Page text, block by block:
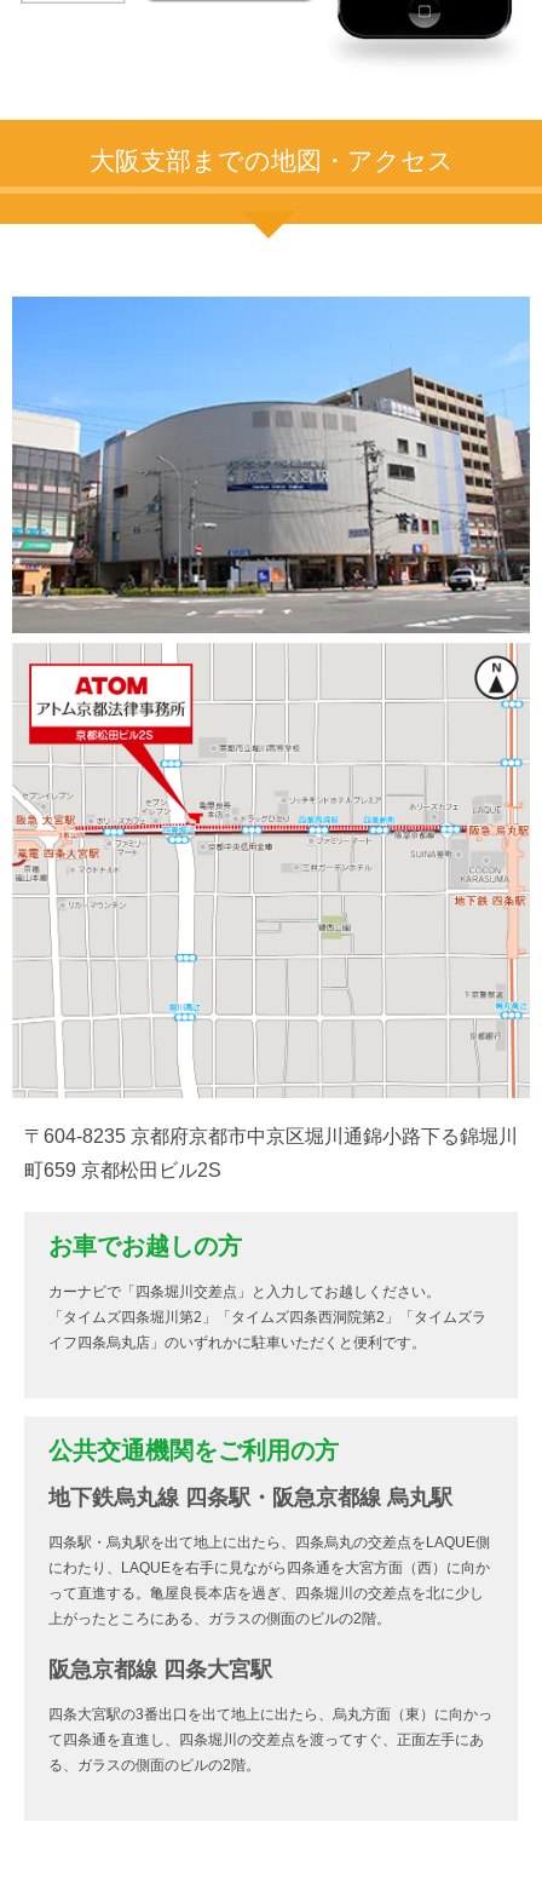
大阪支部までの地図・アクセス
〒604-8235 京都府京都市中京区堀川通錦小路下る錦堀川
町659 京都松田ビル2S
お車でお越しの方
カーナビで「四条堀川交差点」と入力してお越しください。
「タイムズ四条堀川第2」「タイムズ四条西洞院第2」「タイムズラ
イフ四条烏丸店」のいずれかに駐車いただくと便利です。
公共交通機関をご利用の方
地下鉄烏丸線 四条駅・阪急京都線 烏丸駅
四条駅・烏丸駅を出て地上に出たら、四条烏丸の交差点をLAQUE側
にわたり、LAQUEを右手に見ながら四条通を大宮方面（西）に向か
って直進する。亀屋良長本店を過ぎ、四条堀川の交差点を北に少し
上がったところにある、ガラスの側面のビルの2階。
阪急京都線 四条大宮駅
四条大宮駅の3番出口を出て地上に出たら、烏丸方面（東）に向かっ
て四条通を直進し、四条堀川の交差点を渡ってすぐ、正面左手にあ
る、ガラスの側面のビルの2階。